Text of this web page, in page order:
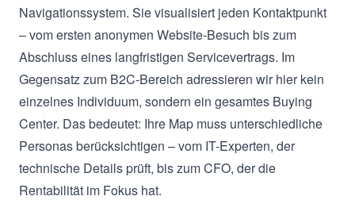
Navigationssystem. Sie visualisiert jeden Kontaktpunkt
– vom ersten anonymen Website-Besuch bis zum
Abschluss eines langfristigen Servicevertrags. Im
Gegensatz zum B2C-Bereich adressieren wir hier kein
einzelnes Individuum, sondern ein gesamtes Buying
Center. Das bedeutet: Ihre Map muss unterschiedliche
Personas berücksichtigen – vom IT-Experten, der
technische Details prüft, bis zum CFO, der die
Rentabilität im Fokus hat.